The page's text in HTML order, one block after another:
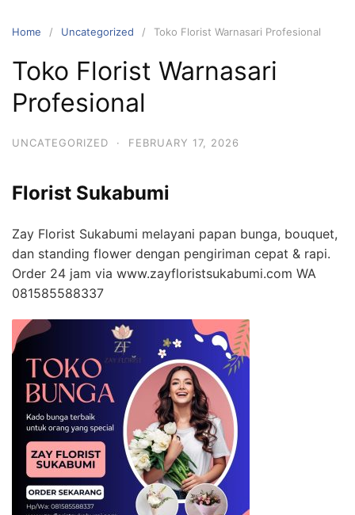
Home Uncategorized Toko Florist Warnasari Profesional
Toko Florist Warnasari
Profesional
UNCATEGORIZED · FEBRUARY 17, 2026
Florist Sukabumi
Zay Florist Sukabumi melayani papan bunga, bouquet,
dan standing flower dengan pengiriman cepat & rapi.
Order 24 jam via www.zayfloristsukabumi.com WA
081585588337